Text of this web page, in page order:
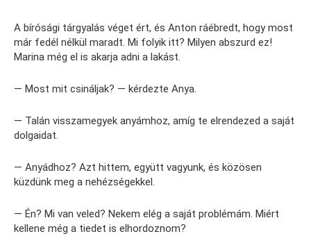
A bírósági tárgyalás véget ért, és Anton ráébredt, hogy most
már fedél nélkül maradt. Mi folyik itt? Milyen abszurd ez!
Marina még el is akarja adni a lakást.
— Most mit csináljak? — kérdezte Anya.
— Talán visszamegyek anyámhoz, amíg te elrendezed a saját
dolgaidat.
— Anyádhoz? Azt hittem, együtt vagyunk, és közösen
küzdünk meg a nehézségekkel.
— Én? Mi van veled? Nekem elég a saját problémám. Miért
kellene még a tiedet is elhordoznom?